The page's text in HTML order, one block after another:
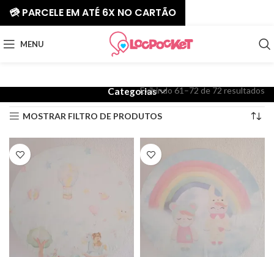
MENU
CategoriasExibindo 61–72 de 72 resultados
MOSTRAR FILTRO DE PRODUTOS
💳 PARCELE EM ATÉ 6X NO CARTÃO